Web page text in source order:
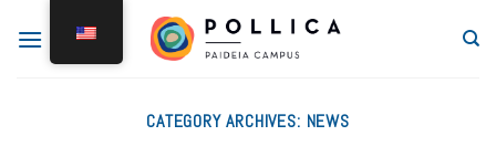
CATEGORY ARCHIVES: NEWS